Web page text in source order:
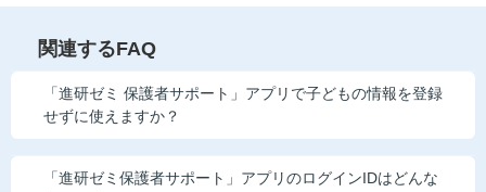
関連するFAQ
「進研ゼミ 保護者サポート」アプリで子どもの情報を登録
せずに使えますか？
「進研ゼミ保護者サポート」アプリのログインIDはどんな